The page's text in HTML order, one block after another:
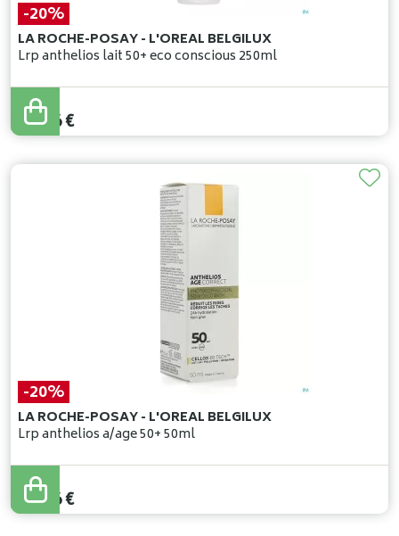
-20%
LA ROCHE-POSAY - L'OREAL BELGILUX
Lrp anthelios lait 50+ eco conscious 250ml
30,95
24,76€
-20%
LA ROCHE-POSAY - L'OREAL BELGILUX
Lrp anthelios a/age 50+ 50ml
32,95
26,36€